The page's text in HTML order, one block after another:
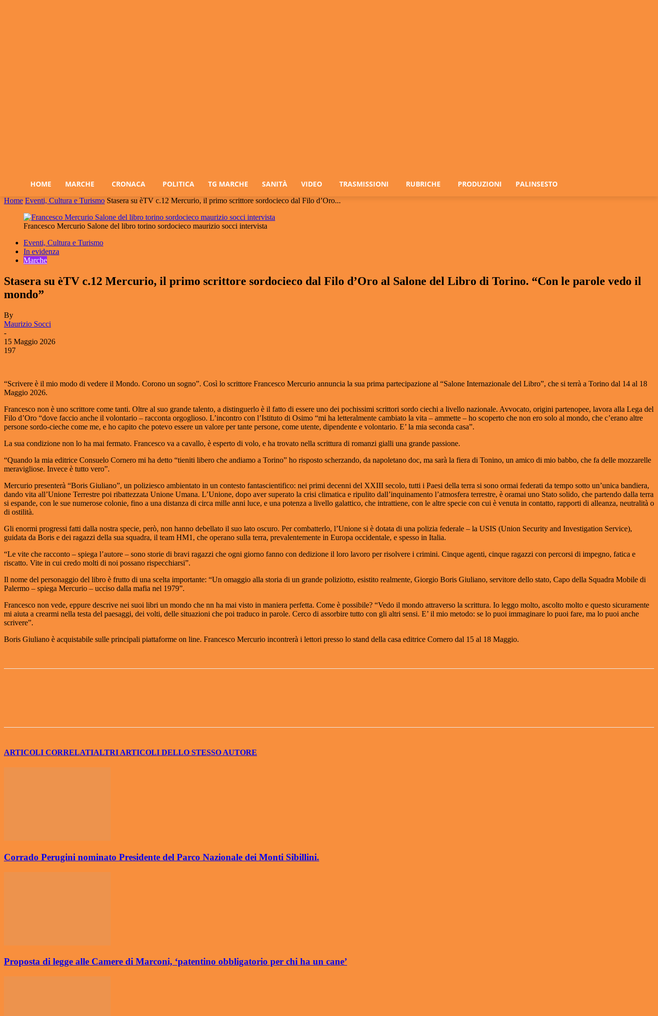
HOME MARCHE CRONACA POLITICA TG MARCHE SANITÀ VIDEO TRASMISSIONI RUBRICHE PRODUZIONI PALINSESTO
Home Eventi, Cultura e Turismo Stasera su èTV c.12 Mercurio, il primo scrittore sordocieco dal Filo d’Oro...
Francesco Mercurio Salone del libro torino sordocieco maurizio socci intervista
Eventi, Cultura e Turismo
In evidenza
Marche
Stasera su èTV c.12 Mercurio, il primo scrittore sordocieco dal Filo d’Oro al Salone del Libro di Torino. “Con le parole vedo il
mondo”
By
Maurizio Socci
-
15 Maggio 2026
197
“Scrivere è il mio modo di vedere il Mondo. Corono un sogno”. Così lo scrittore Francesco Mercurio annuncia la sua prima partecipazione al “Salone Internazionale del Libro”, che si terrà a Torino dal 14 al 18
Maggio 2026.
Francesco non è uno scrittore come tanti. Oltre al suo grande talento, a distinguerlo è il fatto di essere uno dei pochissimi scrittori sordo ciechi a livello nazionale. Avvocato, origini partenopee, lavora alla Lega del
Filo d’Oro “dove faccio anche il volontario – racconta orgoglioso. L’incontro con l’Istituto di Osimo “mi ha letteralmente cambiato la vita – ammette – ho scoperto che non ero solo al mondo, che c’erano altre
persone sordo-cieche come me, e ho capito che potevo essere un valore per tante persone, come utente, dipendente e volontario. E’ la mia seconda casa”.
La sua condizione non lo ha mai fermato. Francesco va a cavallo, è esperto di volo, e ha trovato nella scrittura di romanzi gialli una grande passione.
“Quando la mia editrice Consuelo Cornero mi ha detto “tieniti libero che andiamo a Torino” ho risposto scherzando, da napoletano doc, ma sarà la fiera di Tonino, un amico di mio babbo, che fa delle mozzarelle
meravigliose. Invece è tutto vero”.
Mercurio presenterà “Boris Giuliano”, un poliziesco ambientato in un contesto fantascientifico: nei primi decenni del XXIII secolo, tutti i Paesi della terra si sono ormai federati da tempo sotto un’unica bandiera,
dando vita all’Unione Terrestre poi ribattezzata Unione Umana. L’Unione, dopo aver superato la crisi climatica e ripulito dall’inquinamento l’atmosfera terrestre, è oramai uno Stato solido, che partendo dalla terra
si espande, con le sue numerose colonie, fino a una distanza di circa mille anni luce, e una potenza a livello galattico, che intrattiene, con le altre specie con cui è venuta in contatto, rapporti di alleanza, neutralità o
di ostilità.
Gli enormi progressi fatti dalla nostra specie, però, non hanno debellato il suo lato oscuro. Per combatterlo, l’Unione si è dotata di una polizia federale – la USIS (Union Security and Investigation Service),
guidata da Boris e dei ragazzi della sua squadra, il team HM1, che operano sulla terra, prevalentemente in Europa occidentale, e spesso in Italia.
“Le vite che racconto – spiega l’autore – sono storie di bravi ragazzi che ogni giorno fanno con dedizione il loro lavoro per risolvere i crimini. Cinque agenti, cinque ragazzi con percorsi di impegno, fatica e
riscatto. Vite in cui credo molti di noi possano rispecchiarsi”.
Il nome del personaggio del libro è frutto di una scelta importante: “Un omaggio alla storia di un grande poliziotto, esistito realmente, Giorgio Boris Giuliano, servitore dello stato, Capo della Squadra Mobile di
Palermo – spiega Mercurio – ucciso dalla mafia nel 1979”.
Francesco non vede, eppure descrive nei suoi libri un mondo che nn ha mai visto in maniera perfetta. Come è possibile? “Vedo il mondo attraverso la scrittura. Io leggo molto, ascolto molto e questo sicuramente
mi aiuta a crearmi nella testa del paesaggi, dei volti, delle situazioni che poi traduco in parole. Cerco di assorbire tutto con gli altri sensi. E’ il mio metodo: se lo puoi immaginare lo puoi fare, ma lo puoi anche
scrivere”.
Boris Giuliano è acquistabile sulle principali piattaforme on line. Francesco Mercurio incontrerà i lettori presso lo stand della casa editrice Cornero dal 15 al 18 Maggio.
ARTICOLI CORRELATIALTRI ARTICOLI DELLO STESSO AUTORE
Corrado Perugini nominato Presidente del Parco Nazionale dei Monti Sibillini.
Proposta di legge alle Camere di Marconi, ‘patentino obbligatorio per chi ha un cane’